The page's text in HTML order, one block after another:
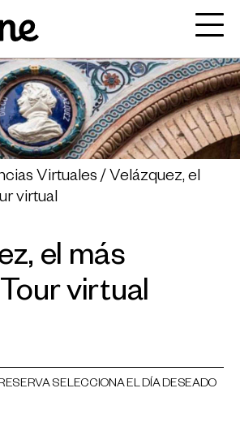
Virtuales
Velázquez, el
virtual
el más
virtual
SELECCIONA EL DÍA DESEADO